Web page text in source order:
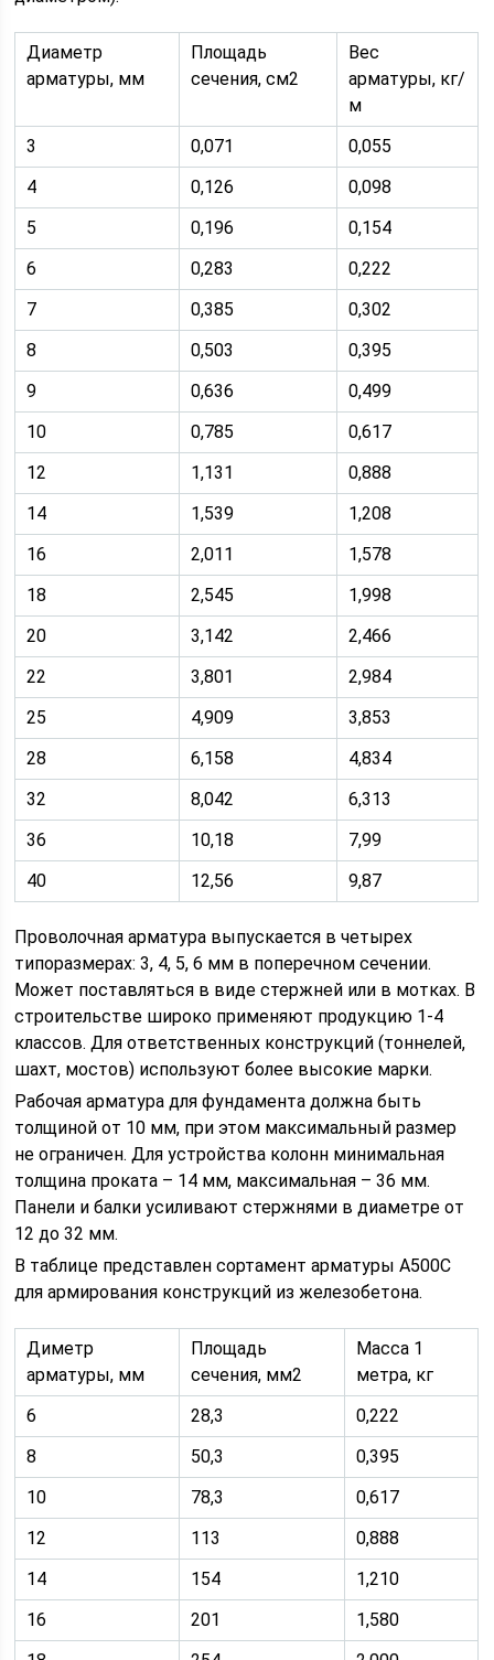
Диаметр
арматуры, мм
Площадь
сечения, см2
Вес
арматуры, кг/
м
3
0,071
0,055
4
0,126
0,098
5
0,196
0,154
6
0,283
0,222
7
0,385
0,302
8
0,503
0,395
9
0,636
0,499
10
0,785
0,617
12
1,131
0,888
14
1,539
1,208
16
2,011
1,578
18
2,545
1,998
20
3,142
2,466
22
3,801
2,984
25
4,909
3,853
28
6,158
4,834
32
8,042
6,313
36
10,18
7,99
40
12,56 9,87
Проволочная арматура выпускается в четырех
типоразмерах: 3, 4, 5, 6 мм в поперечном сечении.
Может поставляться в виде стержней или в мотках. В
строительстве широко применяют продукцию 1-4
классов. Для ответственных конструкций (тоннелей,
шахт, мостов) используют более высокие марки.
Рабочая арматура для фундамента должна быть
толщиной от 10 мм, при этом максимальный размер
не ограничен. Для устройства колонн минимальная
толщина проката – 14 мм, максимальная – 36 мм.
Панели и балки усиливают стержнями в диаметре от
12 до 32 мм.
В таблице представлен сортамент арматуры А500С
для армирования конструкций из железобетона.
Диметр
арматуры, мм
Площадь
сечения, мм2
Масса 1
метра, кг
6
28,3
0,222
8
50,3
0,395
10
78,3
0,617
12
113
0,888
14
154
1,210
16
201
1,580